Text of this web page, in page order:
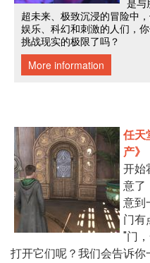
任天
产》
开始
意了
意到
门有
"门
打开它们呢？我们会告诉你